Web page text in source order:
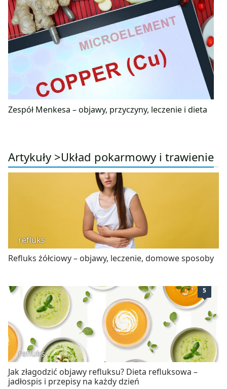
Zespół Menkesa – objawy, przyczyny, leczenie i dieta
Artykuły >Układ pokarmowy i trawienie
refluks
Refluks żółciowy – objawy, leczenie, domowe sposoby
5
refluks
Jak złagodzić objawy refluksu? Dieta refluksowa –
jadłospis i przepisy na każdy dzień